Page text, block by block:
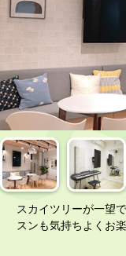
スカイツリーが一望
スンも気持ちよくお